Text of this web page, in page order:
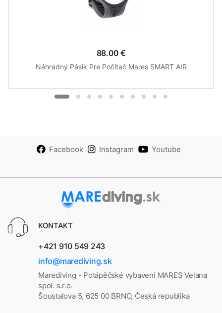
88.00 €
Náhradný Pásik Pre Počítač Mares SMART AIR
Facebook Instagram Youtube
KONTAKT
+421 910 549 243
info@marediving.sk
Marediving - Potápěčské vybavení MARES Velana
spol. s.r.o.
Šoustalova 5, 625 00 BRNO, Česká republika